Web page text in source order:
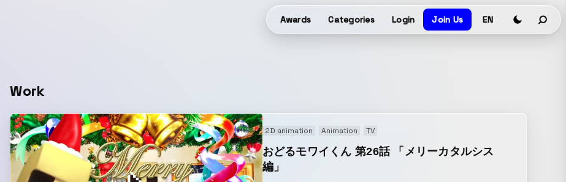
Awards Categories Login Join Us EN
Work
2D animation Animation TV
おどるモワイくん 第26話 「メリーカタルシス
編」